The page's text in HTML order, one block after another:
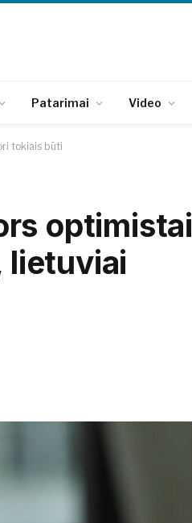
Patarimai Video
tokiais būti
optimistai
lietuviai